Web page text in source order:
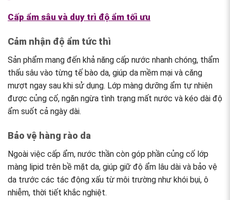
Cấp ẩm sâu và duy trì độ ẩm tối ưu
Cảm nhận độ ẩm tức thì
Sản phẩm mang đến khả năng cấp nước nhanh chóng, thẩm
thấu sâu vào từng tế bào da, giúp da mềm mại và căng
mượt ngay sau khi sử dụng. Lớp màng dưỡng ẩm tự nhiên
được củng cố, ngăn ngừa tình trạng mất nước và kéo dài độ
ẩm suốt cả ngày dài.
Bảo vệ hàng rào da
Ngoài việc cấp ẩm, nước thần còn góp phần củng cố lớp
màng lipid trên bề mặt da, giúp giữ độ ẩm lâu dài và bảo vệ
da trước các tác động xấu từ môi trường như khói bụi, ô
nhiễm, thời tiết khắc nghiệt.